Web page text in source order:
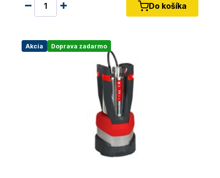
Do košíka
Akcia Doprava zadarmo